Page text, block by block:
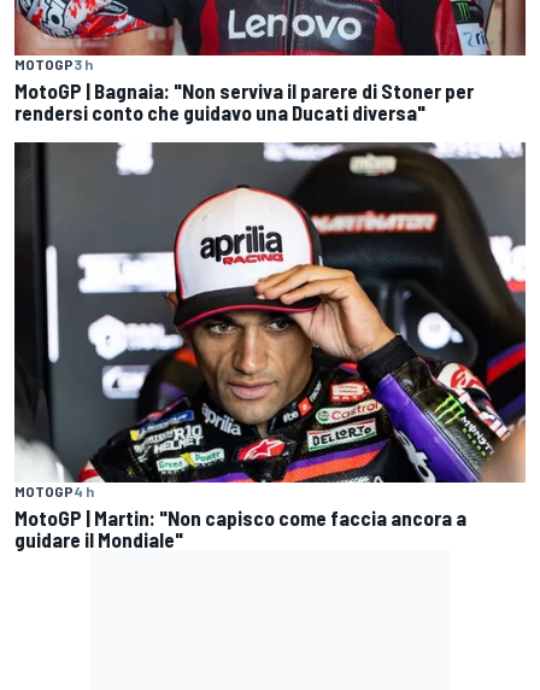
MOTOGP3 h
MotoGP | Bagnaia: "Non serviva il parere di Stoner per
rendersi conto che guidavo una Ducati diversa"
MOTOGP4 h
MotoGP | Martin: "Non capisco come faccia ancora a
guidare il Mondiale"